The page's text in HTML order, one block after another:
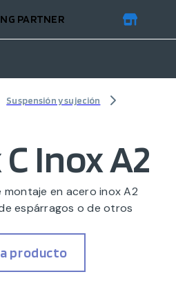
PARTNER
Suspensión y sujeción
Inox A2
en acero inox A2
espárragos o de otros
producto